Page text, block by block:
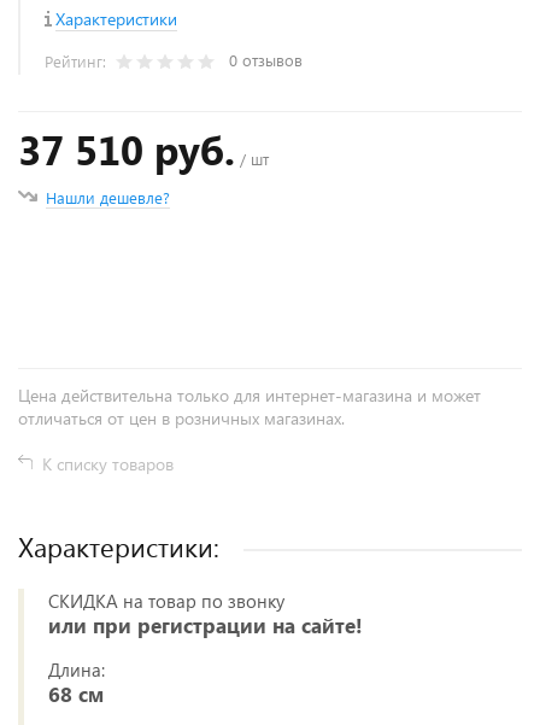
Характеристики
Рейтинг: 0 отзывов
37 510 руб. / шт
Нашли дешевле?
Цена действительна только для интернет-магазина и может
отличаться от цен в розничных магазинах.
К списку товаров
Характеристики:
СКИДКА на товар по звонку
или при регистрации на сайте!
Длина:
68 см